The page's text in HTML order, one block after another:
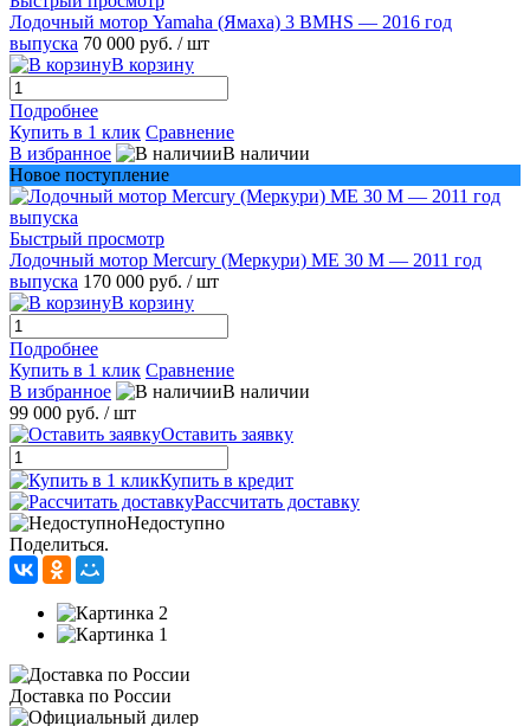
Лодочный мотор Yamaha (Ямаха) 3 BMHS — 2016 год
выпуска 70 000 руб. / шт
В корзину
Подробнее
Купить в 1 клик Сравнение
В избранное
В наличии
Новое поступление
Быстрый просмотр
Лодочный мотор Mercury (Меркури) ME 30 M — 2011 год
выпуска 170 000 руб. / шт
В корзину
Подробнее
Купить в 1 клик Сравнение
В избранное
В наличии
99 000 руб. / шт
Оставить заявку
Купить в кредит
Рассчитать доставку
Недоступно
Поделиться.
Доставка по России